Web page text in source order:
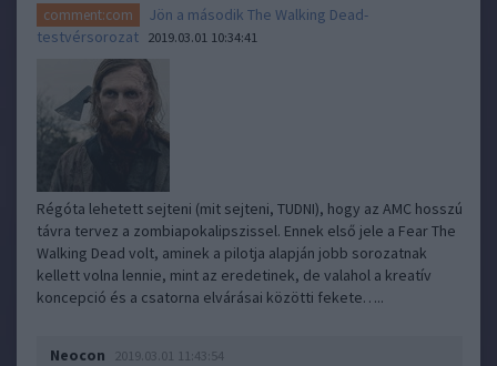
comment:com
Jön a második The Walking Dead-
testvérsorozat 2019.03.01 10:34:41
Régóta lehetett sejteni (mit sejteni, TUDNI), hogy az AMC hosszú
távra tervez a zombiapokalipszissel. Ennek első jele a Fear The
Walking Dead volt, aminek a pilotja alapján jobb sorozatnak
kellett volna lennie, mint az eredetinek, de valahol a kreatív
koncepció és a csatorna elvárásai közötti fekete…..
Neocon 2019.03.01 11:43:54